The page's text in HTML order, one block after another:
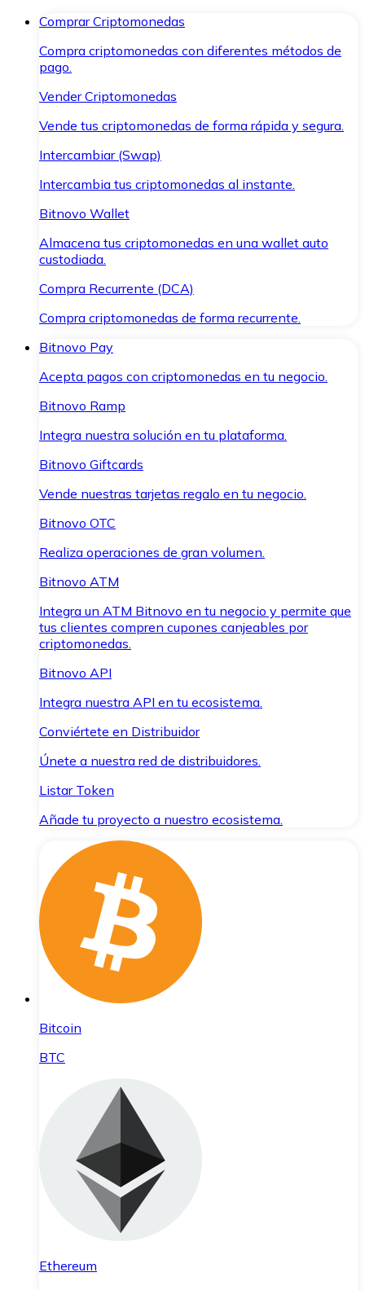
Comprar Criptomonedas
Compra criptomonedas con diferentes métodos de
pago.
Vender Criptomonedas
Vende tus criptomonedas de forma rápida y segura.
Intercambiar (Swap)
Intercambia tus criptomonedas al instante.
Bitnovo Wallet
Almacena tus criptomonedas en una wallet auto
custodiada.
Compra Recurrente (DCA)
Compra criptomonedas de forma recurrente.
Bitnovo Pay
Acepta pagos con criptomonedas en tu negocio.
Bitnovo Ramp
Integra nuestra solución en tu plataforma.
Bitnovo Giftcards
Vende nuestras tarjetas regalo en tu negocio.
Bitnovo OTC
Realiza operaciones de gran volumen.
Bitnovo ATM
Integra un ATM Bitnovo en tu negocio y permite que
tus clientes compren cupones canjeables por
criptomonedas.
Bitnovo API
Integra nuestra API en tu ecosistema.
Conviértete en Distribuidor
Únete a nuestra red de distribuidores.
Listar Token
Añade tu proyecto a nuestro ecosistema.
Bitcoin
BTC
Ethereum